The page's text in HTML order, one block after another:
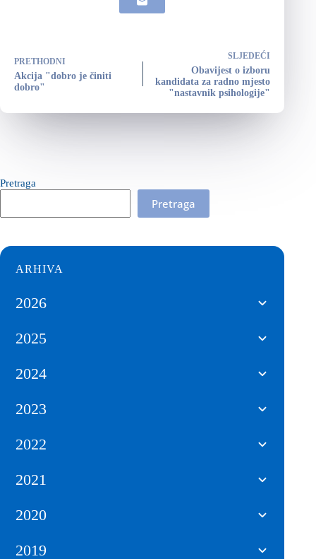
PRETHODNI
Akcija "dobro je činiti
dobro"
SLJEDEĆI
Obavijest o izboru
kandidata za radno mjesto
"nastavnik psihologije"
Pretraga
Pretraga
ARHIVA
2026
2025
2024
2023
2022
2021
2020
2019